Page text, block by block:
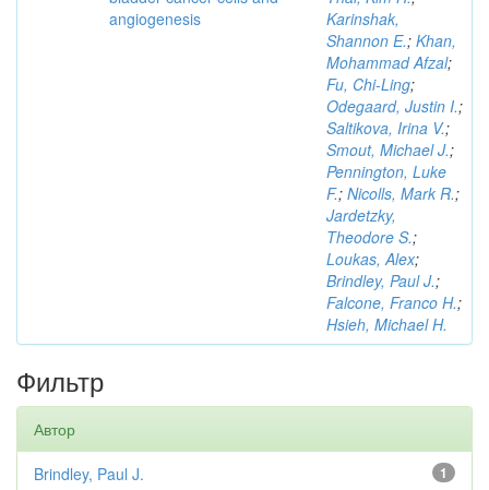
angiogenesis
Karinshak,
Shannon E.; Khan,
Mohammad Afzal;
Fu, Chi-Ling;
Odegaard, Justin I.;
Saltikova, Irina V.;
Smout, Michael J.;
Pennington, Luke
F.; Nicolls, Mark R.;
Jardetzky,
Theodore S.;
Loukas, Alex;
Brindley, Paul J.;
Falcone, Franco H.;
Hsieh, Michael H.
Фильтр
Автор
1
Brindley, Paul J.